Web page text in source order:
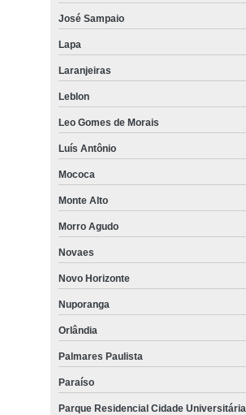
José Sampaio
Lapa
Laranjeiras
Leblon
Leo Gomes de Morais
Luís Antônio
Mococa
Monte Alto
Morro Agudo
Novaes
Novo Horizonte
Nuporanga
Orlândia
Palmares Paulista
Paraíso
Parque Residencial Cidade Universitária